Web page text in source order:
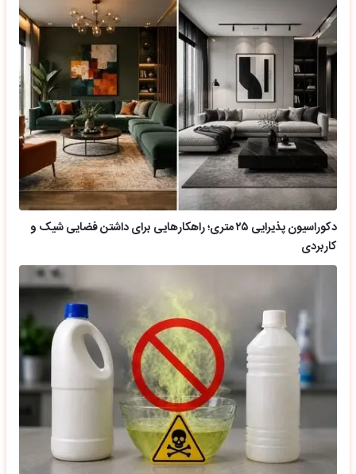
دکوراسیون پذیرایی ۲۵ متری؛ راهکارهایی برای داشتن فضایی شیک و
کاربردی